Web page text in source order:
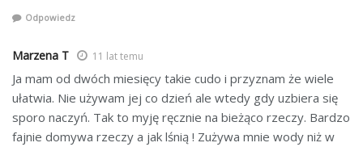
Odpowiedz
Marzena T 11 lat temu
Ja mam od dwóch miesięcy takie cudo i przyznam że wiele
ułatwia. Nie używam jej co dzień ale wtedy gdy uzbiera się
sporo naczyń. Tak to myję ręcznie na bieżąco rzeczy. Bardzo
fajnie domywa rzeczy a jak lśnią ! Zużywa mnie wody niż w